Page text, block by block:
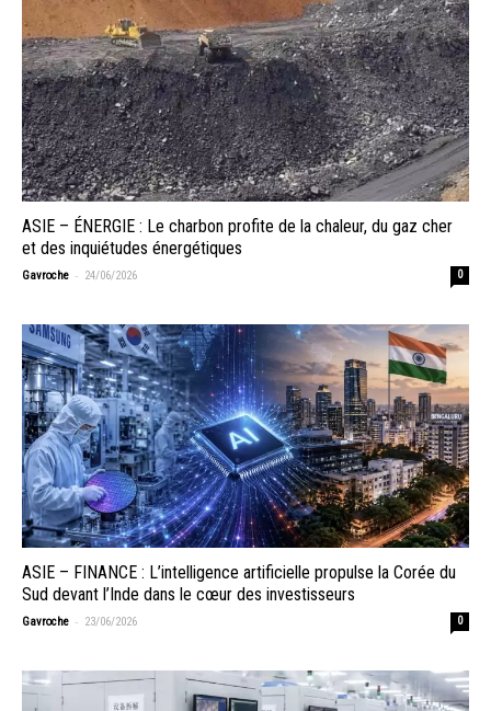
ASIE – ÉNERGIE : Le charbon profite de la chaleur, du gaz cher
et des inquiétudes énergétiques
Gavroche - 24/06/2026 0
ASIE – FINANCE : L’intelligence artificielle propulse la Corée du
Sud devant l’Inde dans le cœur des investisseurs
Gavroche - 23/06/2026 0